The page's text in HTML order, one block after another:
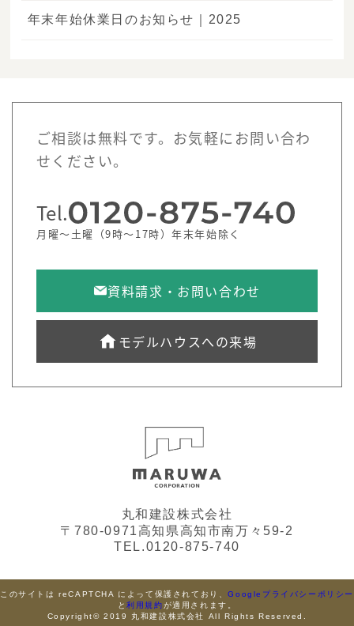
年末年始休業日のお知らせ｜2025
ご相談は無料です。お気軽にお問い合わ
せください。
Tel.
月曜～土曜（9時～17時）年末年始除く
資料請求・お問い合わせ
モデルハウスへの来場
丸和建設株式会社
〒780-0971高知県高知市南万々59-2
TEL.0120-875-740
このサイトは reCAPTCHA によって保護されており、Googleプライバシーポリシー
と利用規約が適用されます。
Copyright© 2019 丸和建設株式会社 All Rights Reserved.